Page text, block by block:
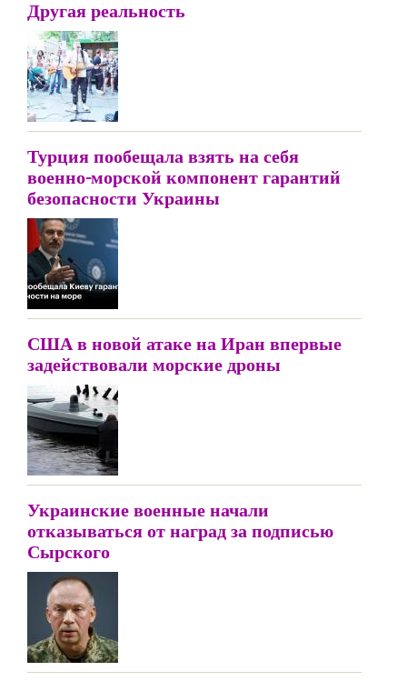
Другая реальность
Турция пообещала взять на себя
военно-морской компонент гарантий
безопасности Украины
США в новой атаке на Иран впервые
задействовали морские дроны
Украинские военные начали
отказываться от наград за подписью
Сырского